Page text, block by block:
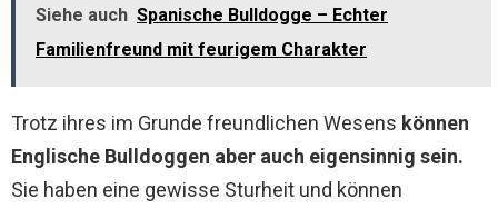
Siehe auch Spanische Bulldogge – Echter
Familienfreund mit feurigem Charakter
Trotz ihres im Grunde freundlichen Wesens können
Englische Bulldoggen aber auch eigensinnig sein.
Sie haben eine gewisse Sturheit und können